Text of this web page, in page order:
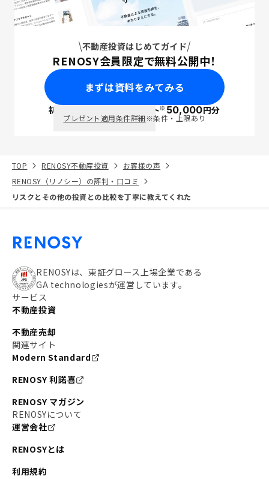
不動産投資はじめてガイド
RENOSY会員限定で無料公開中！
まずは資料をみてみる
初回面談で ポイント※50,000円分
プレゼント適用条件詳細※条件・上限あり
TOP RENOSY不動産投資
お客様の声
RENOSY（リノシー）の評判・口コミ
リスクとその他の投資との比較を丁寧に教えてくれた
RENOSYは、東証グロース上場企業である
GA technologiesが運営しています。
サービス
不動産投資
不動産売却
関連サイト
Modern Standard
RENOSY 利諾喜
RENOSY マガジン
RENOSYについて
運営会社
RENOSYとは
利用規約